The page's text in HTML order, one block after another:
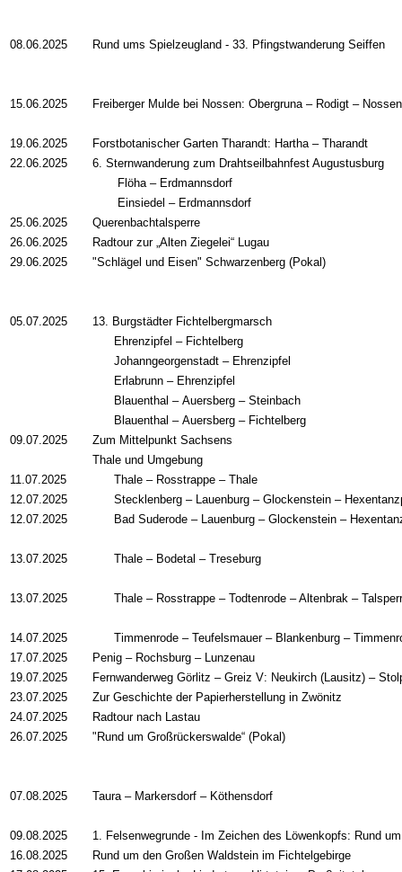
08.06.2025 Rund ums Spielzeugland - 33. Pfingstwanderung Seiffen
15.06.2025 Freiberger Mulde bei Nossen: Obergruna – Rodigt –
19.06.2025
Forstbotanischer Garten Tharandt: Hartha – Tharandt
22.06.2025
6. Sternwanderung zum Drahtseilbahnfest Augustusburg
Flöha – Erdmannsdorf
Einsiedel – Erdmannsdorf
25.06.2025
Querenbachtalsperre
26.06.2025
Radtour zur „Alten Ziegelei“ Lugau
29.06.2025
"Schlägel und Eisen" Schwarzenberg (Pokal)
05.07.2025
13. Burgstädter Fichtelbergmarsch
Ehrenzipfel –Fichtelberg
Johanngeorgenstadt –Ehrenzipfel
Erlabrunn –Ehrenzipfel
Blauenthal –Auersberg –Steinbach
Blauenthal –Auersberg –Fichtelberg
09.07.2025
Zum Mittelpunkt Sachsens
Thale und Umgebung
11.07.2025
Thale –Rosstrappe –Thale
12.07.2025
Stecklenberg –Lauenburg –Glockenstein –
12.07.2025
Bad Suderode –Lauenburg –Glockenstein –
13.07.2025 Thale –Bodetal –Treseburg
13.07.2025 Thale –Rosstrappe –Todtenrode –Altenbrak –
14.07.2025 Timmenrode –Teufelsmauer –Blankenburg –
17.07.2025
Penig –Rochsburg –Lunzenau
19.07.2025
Fernwanderweg Görlitz –Greiz V: Neukirch (Lausitz) –
23.07.2025
Zur Geschichte der Papierherstellung in Zwönitz
24.07.2025
Radtour nach Lastau
26.07.2025
"Rund um Großrückerswalde“ (Pokal)
07.08.2025 Taura – Markersdorf – Köthensdorf
09.08.2025
1. Felsenwegrunde - Im Zeichen des Löwenkopfs: Rund
16.08.2025
Rund um den Großen Waldstein im Fichtelgebirge